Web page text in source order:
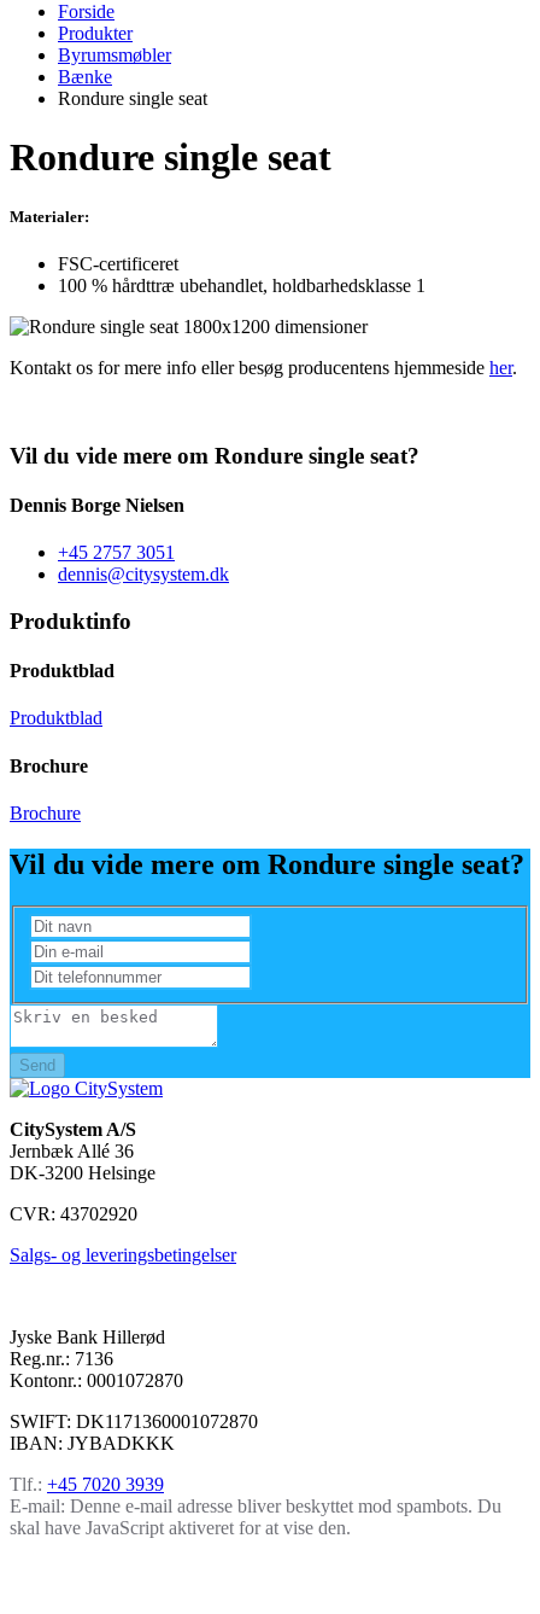
Forside
Produkter
Byrumsmøbler
Bænke
Rondure single seat
Rondure single seat
Materialer:
FSC-certificeret
100 % hårdttræ ubehandlet, holdbarhedsklasse 1
Kontakt os for mere info eller besøg producentens hjemmeside her.
Vil du vide mere om Rondure single seat?
Dennis Borge Nielsen
+45 2757 3051
dennis@citysystem.dk
Produktinfo
Produktblad
Produktblad
Brochure
Brochure
Vil du vide mere om Rondure single seat?
Send
CitySystem A/S
Jernbæk Allé 36
DK-3200 Helsinge
CVR: 43702920
Salgs- og leveringsbetingelser
Jyske Bank Hillerød
Reg.nr.: 7136
Kontonr.: 0001072870
SWIFT: DK1171360001072870
IBAN: JYBADKKK
Tlf.: +45 7020 3939
E-mail: Denne e-mail adresse bliver beskyttet mod spambots. Du
skal have JavaScript aktiveret for at vise den.